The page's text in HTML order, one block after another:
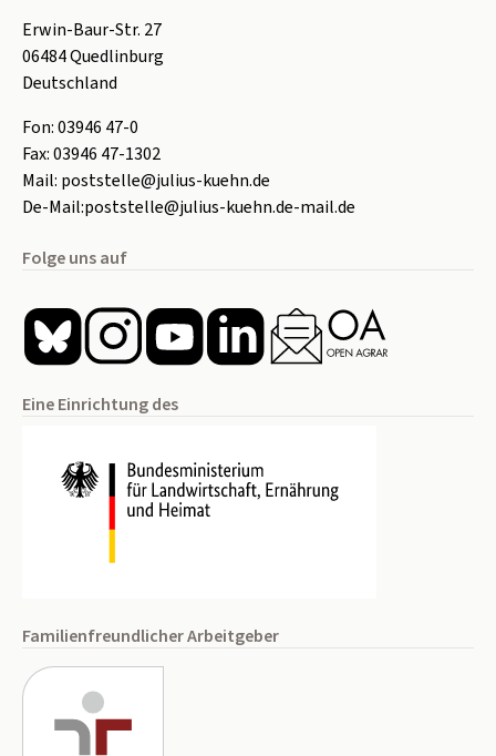
Erwin-Baur-Str. 27
06484Quedlinburg
Deutschland
Fon:03946 47-0
Fax:03946 47-1302
Mail: poststelle@julius-kuehn.de
De-Mail:poststelle@julius-kuehn.de-mail.de
Folge uns auf
Eine Einrichtung des
Familienfreundlicher Arbeitgeber